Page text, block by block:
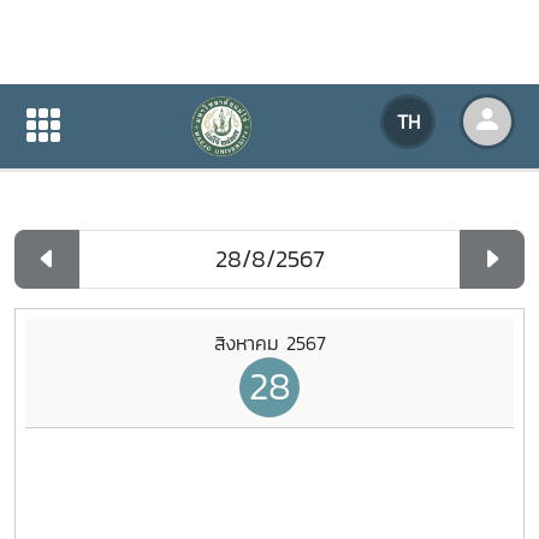
TH
ปฏิทินกิจกรรมของหน่วยงาน
ปฏิทินกิจกรรมของหน่วยงาน
สิงหาคม 2567
28